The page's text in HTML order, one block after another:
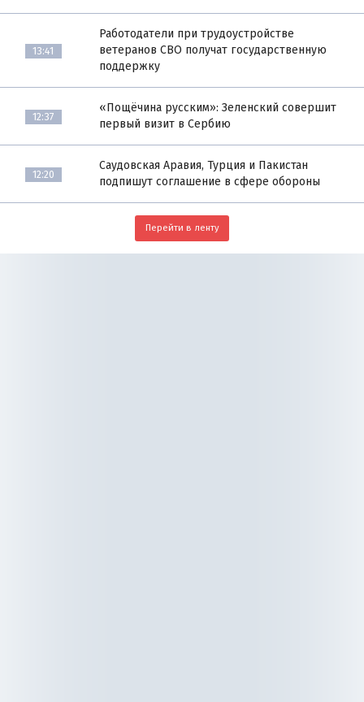
13:41
Работодатели при трудоустройстве
ветеранов СВО получат государственную
поддержку
12:37
«Пощёчина русским»: Зеленский совершит
первый визит в Сербию
12:20
Саудовская Аравия, Турция и Пакистан
подпишут соглашение в сфере обороны
Перейти в ленту